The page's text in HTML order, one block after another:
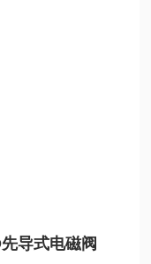
导式电磁阀